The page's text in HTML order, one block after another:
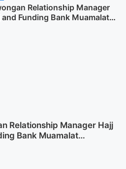
Relationship Manager
and Funding Bank Muamalat
Relationship Manager Hajj
Bank Muamalat